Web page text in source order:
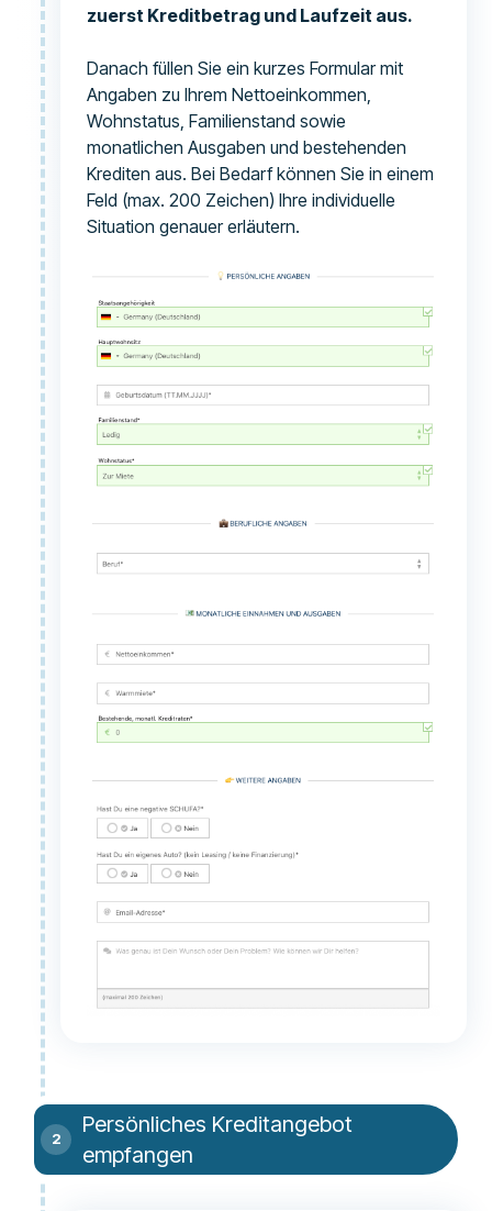
zuerst Kreditbetrag und Laufzeit aus.
Danach füllen Sie ein kurzes Formular mit
Angaben zu Ihrem Nettoeinkommen,
Wohnstatus, Familienstand sowie
monatlichen Ausgaben und bestehenden
Krediten aus. Bei Bedarf können Sie in einem
Feld (max. 200 Zeichen) Ihre individuelle
Situation genauer erläutern.
Persönliches Kreditangebot
empfangen